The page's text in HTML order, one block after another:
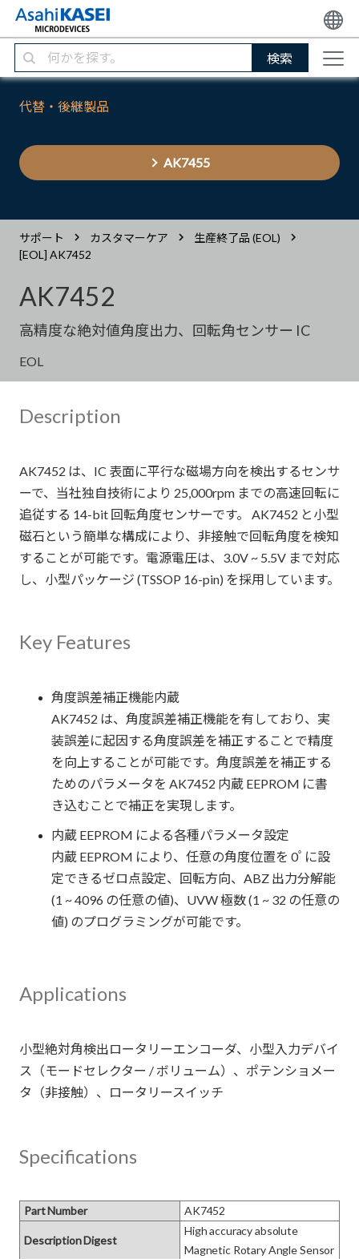
検索
代替・後継製品
AK7455
サポート カスタマーケア
生産終了品 (EOL)
[EOL] AK7452
AK7452
高精度な絶対値角度出力、回転角センサー IC
EOL
Description
AK7452 は、IC 表面に平行な磁場方向を検出するセンサ
ーで、当社独自技術により 25,000rpm までの高速回転に
追従する 14-bit 回転角度センサーです。 AK7452 と小型
磁石という簡単な構成により、非接触で回転角度を検知
することが可能です。電源電圧は、3.0V ~ 5.5V まで対応
し、小型パッケージ (TSSOP 16-pin) を採用しています。
Key Features
角度誤差補正機能内蔵
AK7452 は、角度誤差補正機能を有しており、実
装誤差に起因する角度誤差を補正することで精度
を向上することが可能です。角度誤差を補正する
ためのパラメータを AK7452 内蔵 EEPROM に書
き込むことで補正を実現します。
内蔵 EEPROM による各種パラメータ設定
内蔵 EEPROM により、任意の角度位置を 0ﾟに設
定できるゼロ点設定、回転方向、ABZ 出力分解能
(1 ~ 4096 の任意の値)、UVW 極数 (1 ~ 32 の任意の
値) のプログラミングが可能です。
Applications
小型絶対角検出ロータリーエンコーダ、小型入力デバイ
ス（モードセレクター / ボリューム）、ポテンショメー
Specifications
Part Number AK7452
Description Digest
High accuracy absolute
Magnetic Rotary Angle Sensor